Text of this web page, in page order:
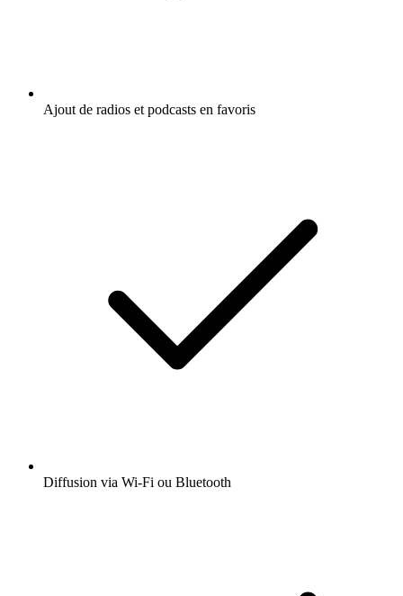
Ajout de radios et podcasts en favoris
Diffusion via Wi-Fi ou Bluetooth